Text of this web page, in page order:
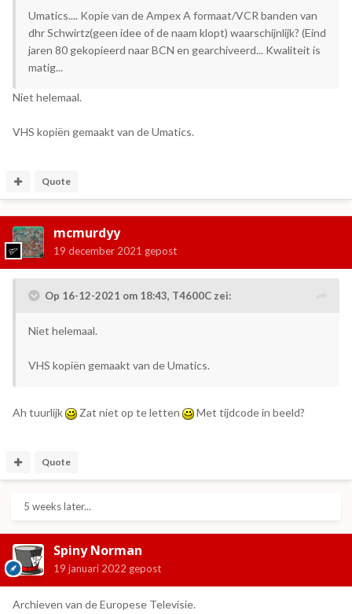
Umatics.... Kopie van de Ampex A formaat/VCR banden van
dhr Schwirtz(geen idee of de naam klopt) waarschijnlijk? (Eind
jaren 80 gekopieerd naar BCN en gearchiveerd... Kwaliteit is
matig...
Niet helemaal.
VHS kopiën gemaakt van de Umatics.
Quote
mcmurdyy
19 december 2021 gepost
Op 16-12-2021 om 18:43, T4600C zei:
Niet helemaal.
VHS kopiën gemaakt van de Umatics.
Ah tuurlijk Zat niet op te letten Met tijdcode in beeld?
Quote
5 weeks later...
Spiny Norman
19 januari 2022 gepost
Archieven van de Europese Televisie.